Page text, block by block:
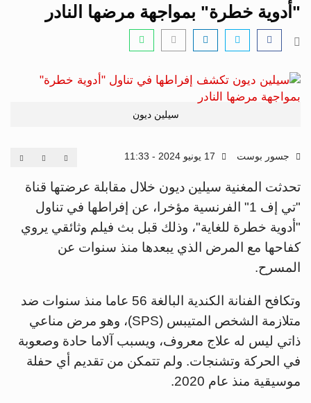
"أدوية خطرة" بمواجهة مرضها النادر
سيلين ديون
جسور بوست
تحدثت المغنية سيلين ديون خلال مقابلة عرضتها قناة
"تي إف 1" الفرنسية مؤخرا، عن إفراطها في تناول
"أدوية خطرة للغاية"، وذلك قبل بث فيلم وثائقي يروي
كفاحها مع المرض الذي يبعدها منذ سنوات عن
المسرح.
وتكافح الفنانة الكندية البالغة 56 عاما منذ سنوات ضد
متلازمة الشخص المتيبس (SPS)، وهو مرض مناعي
ذاتي ليس له علاج معروف، ويسبب آلاما حادة وصعوبة
في الحركة وتشنجات. ولم تتمكن من تقديم أي حفلة
موسيقية منذ عام 2020.